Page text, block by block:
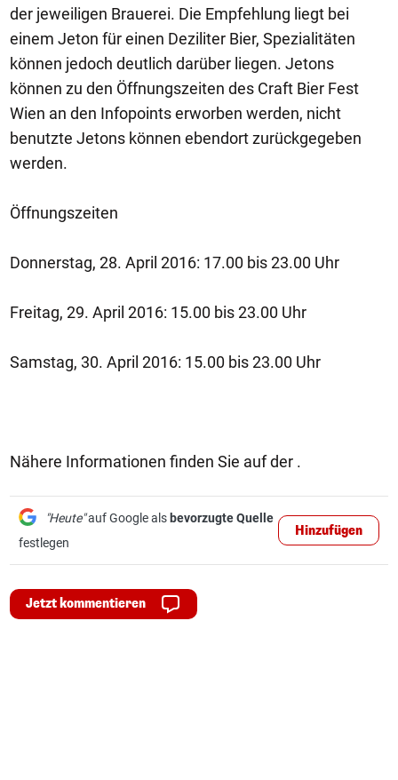
der jeweiligen Brauerei. Die Empfehlung liegt bei
einem Jeton für einen Deziliter Bier, Spezialitäten
können jedoch deutlich darüber liegen. Jetons
können zu den Öffnungszeiten des Craft Bier Fest
Wien an den Infopoints erworben werden, nicht
benutzte Jetons können ebendort zurückgegeben
werden.
Öffnungszeiten
Donnerstag, 28. April 2016: 17.00 bis 23.00 Uhr
Freitag, 29. April 2016: 15.00 bis 23.00 Uhr
Samstag, 30. April 2016: 15.00 bis 23.00 Uhr
Nähere Informationen finden Sie auf der .
"Heute"auf Google als bevorzugte Quelle
festlegen
Hinzufügen
Jetzt kommentieren